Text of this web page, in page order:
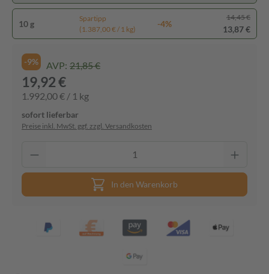
10 g
Spartipp
(1.387,00 € / 1 kg)
-4%
14,45 €
13,87 €
-9% AVP: 21,85 €
19,92 €
1.992,00 € / 1 kg
sofort lieferbar
Preise inkl. MwSt. ggf. zzgl. Versandkosten
In den Warenkorb